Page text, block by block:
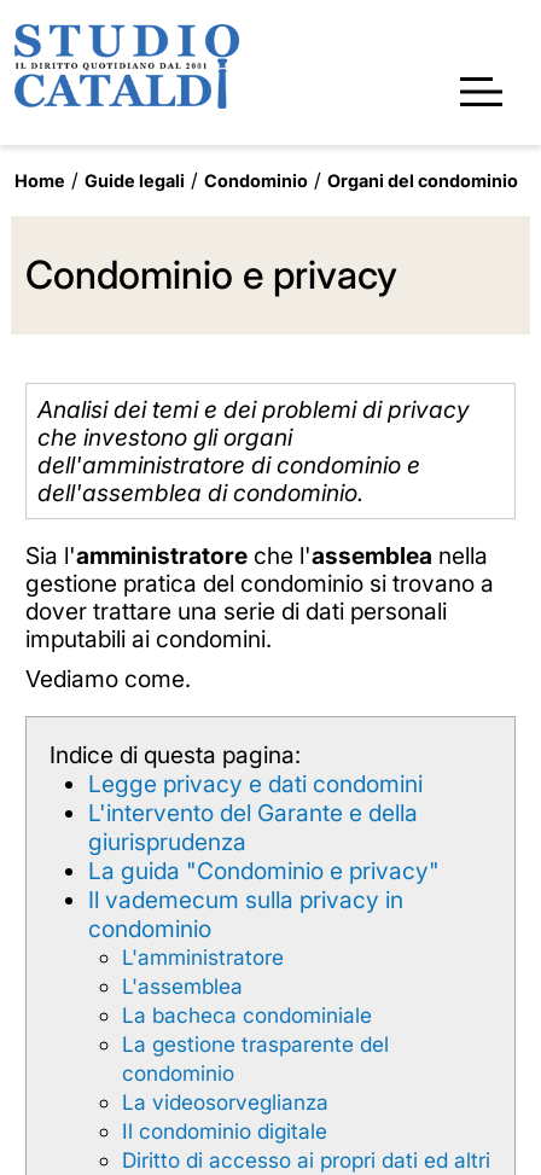
Home Guide legali Condominio Organi del condominio
Condominio e privacy
Analisi dei temi e dei problemi di privacy
che investono gli organi
dell'amministratore di condominio e
dell'assemblea di condominio.
Sia l'amministratoreche l'assemblea nella
gestione pratica del condominio si trovano a
dover trattare una serie di dati personali
imputabili ai condomini.
Vediamo come.
Indice di questa pagina:
Legge privacy e dati condomini
L'intervento del Garante e della
giurisprudenza
La guida "Condominio e privacy"
Il vademecum sulla privacy in
condominio
L'amministratore
L'assemblea
La bacheca condominiale
La gestione trasparente del
condominio
La videosorveglianza
Il condominio digitale
Diritto di accesso ai propri dati ed altri